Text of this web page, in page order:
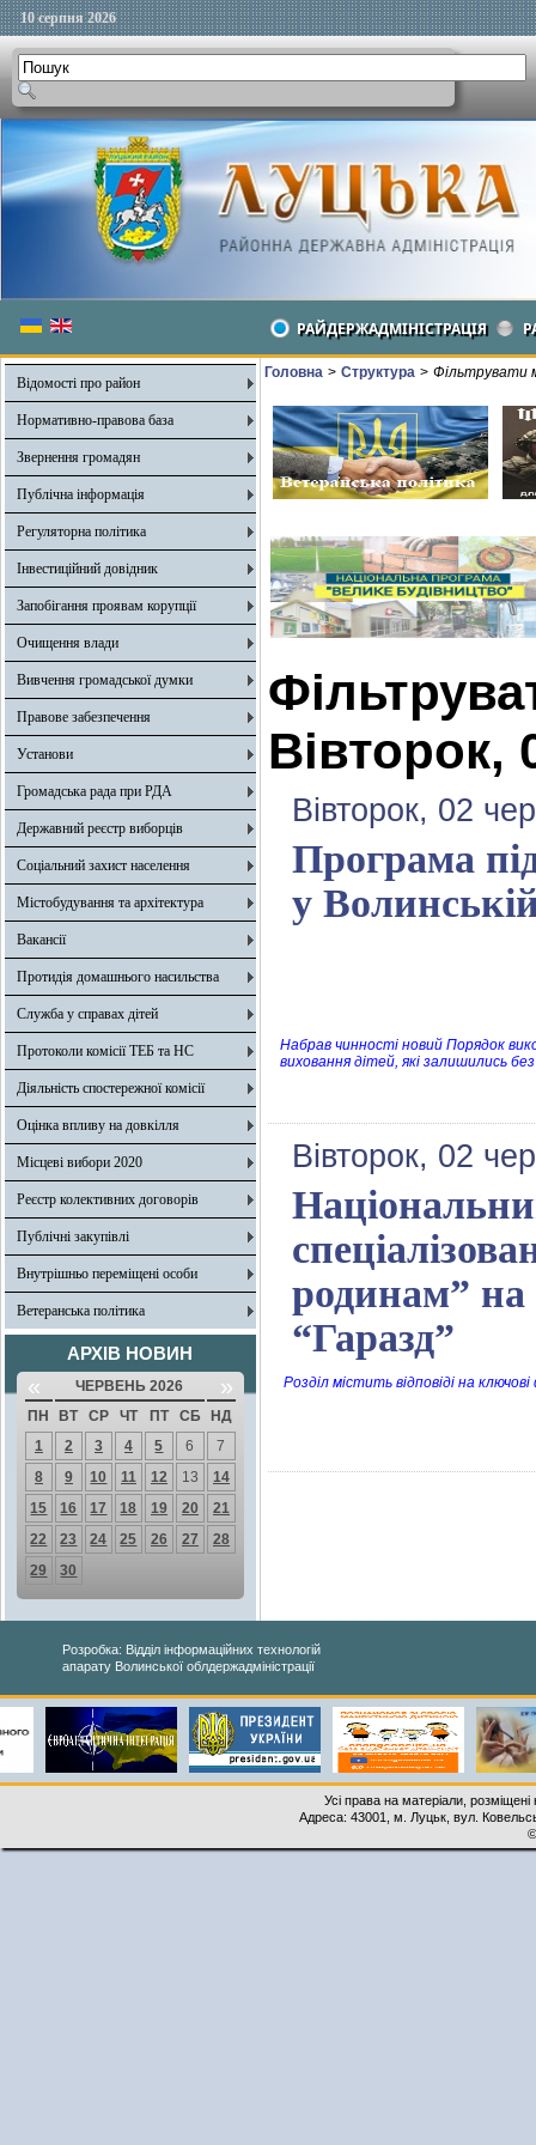
10 серпня 2026
РАЙДЕРЖАДМІНІСТРАЦІЯ
Відомості про район
Нормативно-правова база
Звернення громадян
Публічна інформація
Регуляторна політика
Інвестиційний довідник
Запобігання проявам корупції
Очищення влади
Вивчення громадської думки
Правове забезпечення
Установи
Громадська рада при РДА
Державний реєстр виборців
Соціальний захист населення
Містобудування та архітектура
Вакансії
Протидія домашнього насильства
Служба у справах дітей
Протоколи комісії ТЕБ та НС
Діяльність спостережної комісії
Оцінка впливу на довкілля
Місцеві вибори 2020
Реєстр колективних договорів
Публічні закупівлі
Внутрішньо переміщені особи
Ветеранська політика
АРХІВ НОВИН
« ЧЕРВЕНЬ 2026 »
ПН ВТ СР ЧТ ПТ СБ
НД
1
2 3 4 5 6
7
8
9 10 11 12 13
14
15
16 17 18 19 20
21
22
23 24 25 26 27
28
29
30
Головна > Структура > Фільтрувати
Вівторок,
Вівторок, 02
Програма
у
Набрав чинності новий Порядок
виховання дітей, які залишились
Вівторок, 02
родинам” на
“Гаразд”
Розділ містить відповіді на
Розробка: Відділ інформаційних технологій
апарату Волинської облдержадміністрації
Усі права на матеріали,
Адреса: 43001, м. Луцьк, вул.